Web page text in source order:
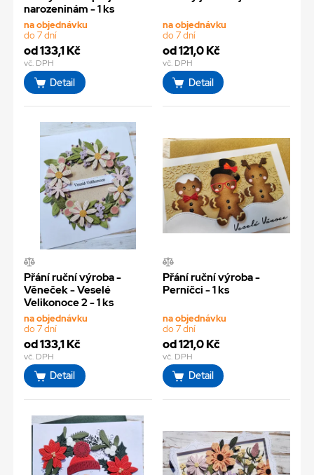
narozeninám - 1 ks
na objednávku
do 7 dní
od 133,1 Kč
vč. DPH
Detail
na objednávku
do 7 dní
od 121,0 Kč
vč. DPH
Detail
Přání ruční výroba -
Věneček - Veselé
Velikonoce 2 - 1 ks
na objednávku
do 7 dní
od 133,1 Kč
vč. DPH
Detail
Přání ruční výroba -
Perníčci - 1 ks
na objednávku
do 7 dní
od 121,0 Kč
vč. DPH
Detail